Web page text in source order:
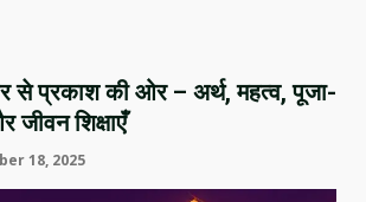
से प्रकाश की ओर – अर्थ, महत्व, पूजा-
जीवन शिक्षाएँ
18, 2025